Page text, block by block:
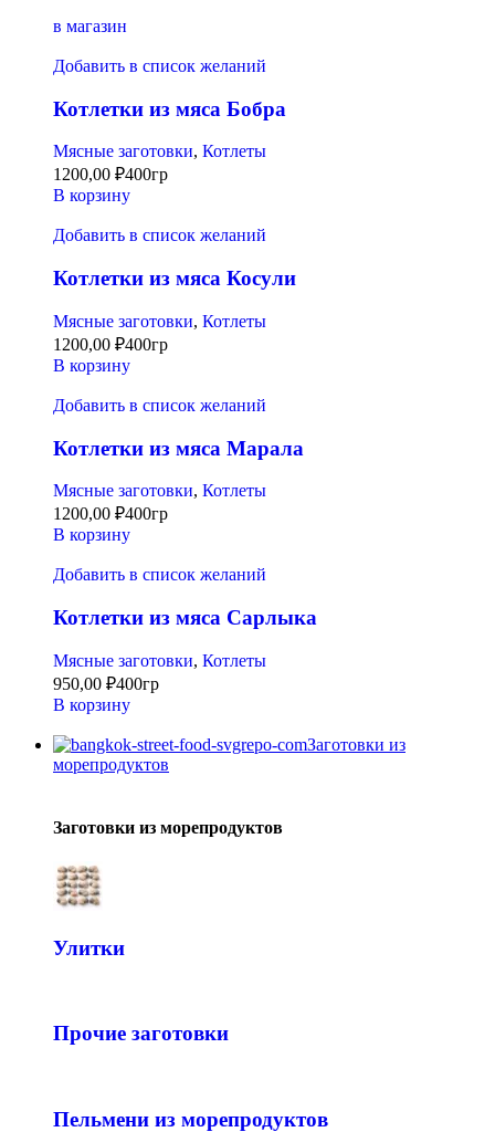
в магазин
Добавить в список желаний
Котлетки из мяса Бобра
Мясные заготовки, Котлеты
1200,00 ₽400гр
В корзину
Добавить в список желаний
Котлетки из мяса Косули
Мясные заготовки, Котлеты
1200,00 ₽400гр
В корзину
Добавить в список желаний
Котлетки из мяса Марала
Мясные заготовки, Котлеты
1200,00 ₽400гр
В корзину
Добавить в список желаний
Котлетки из мяса Сарлыка
Мясные заготовки, Котлеты
950,00 ₽400гр
В корзину
Заготовки из
морепродуктов
Заготовки из морепродуктов
Улитки
Прочие заготовки
Пельмени из морепродуктов